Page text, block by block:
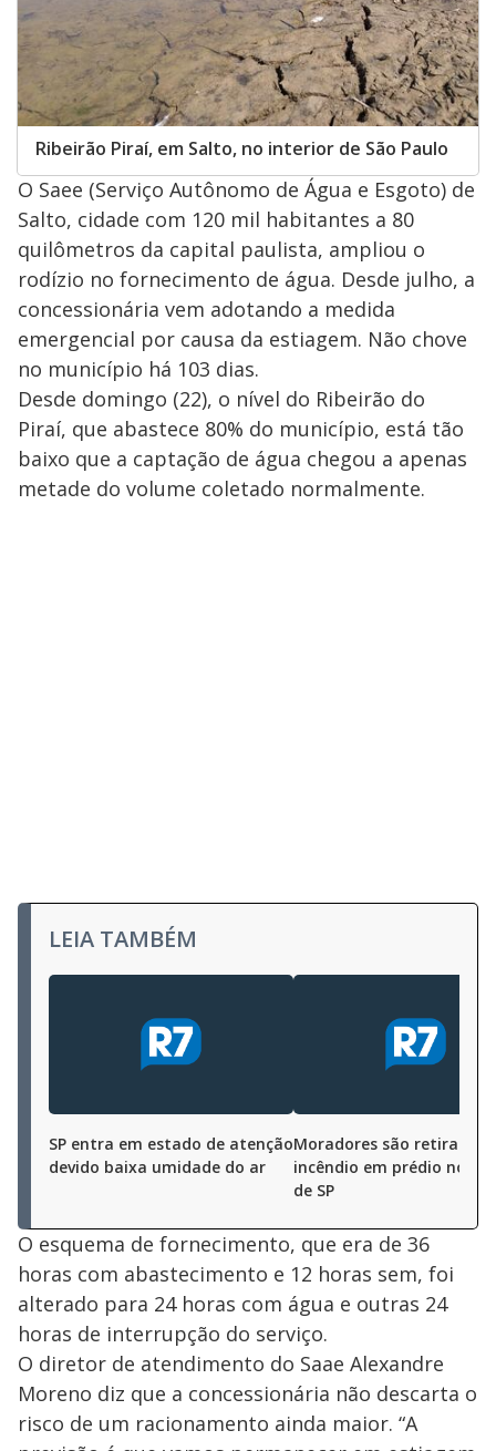
Ribeirão Piraí, em Salto, no interior de São Paulo
O Saee (Serviço Autônomo de Água e Esgoto) de
Salto, cidade com 120 mil habitantes a 80
quilômetros da capital paulista, ampliou o
rodízio no fornecimento de água. Desde julho, a
concessionária vem adotando a medida
emergencial por causa da estiagem. Não chove
no município há 103 dias.
Desde domingo (22), o nível do Ribeirão do
Piraí, que abastece 80% do município, está tão
baixo que a captação de água chegou a apenas
metade do volume coletado normalmente.
LEIA TAMBÉM
SP entra em estado de atenção
devido baixa umidade do ar
Moradores são retirados
incêndio em prédio no
de SP
O esquema de fornecimento, que era de 36
horas com abastecimento e 12 horas sem, foi
alterado para 24 horas com água e outras 24
horas de interrupção do serviço.
O diretor de atendimento do Saae Alexandre
Moreno diz que a concessionária não descarta o
risco de um racionamento ainda maior. “A